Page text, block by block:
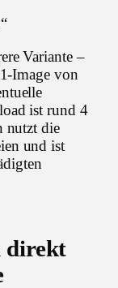
Variante –
Image von
ist rund 4
nutzt die
und ist
direkt